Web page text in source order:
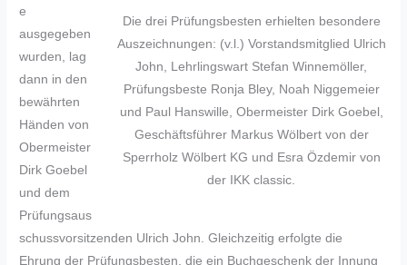
Die drei Prüfungsbesten erhielten besondere
Auszeichnungen: (v.l.) Vorstandsmitglied Ulrich
John, Lehrlingswart Stefan Winnemöller,
Prüfungsbeste Ronja Bley, Noah Niggemeier
und Paul Hanswille, Obermeister Dirk Goebel,
Geschäftsführer Markus Wölbert von der
Sperrholz Wölbert KG und Esra Özdemir von
der IKK classic.
e
ausgegeben
wurden, lag
dann in den
bewährten
Händen von
Obermeister
Dirk Goebel
und dem
Prüfungsaus
schussvorsitzenden Ulrich John. Gleichzeitig erfolgte die
Ehrung der Prüfungsbesten, die ein Buchgeschenk der Innung